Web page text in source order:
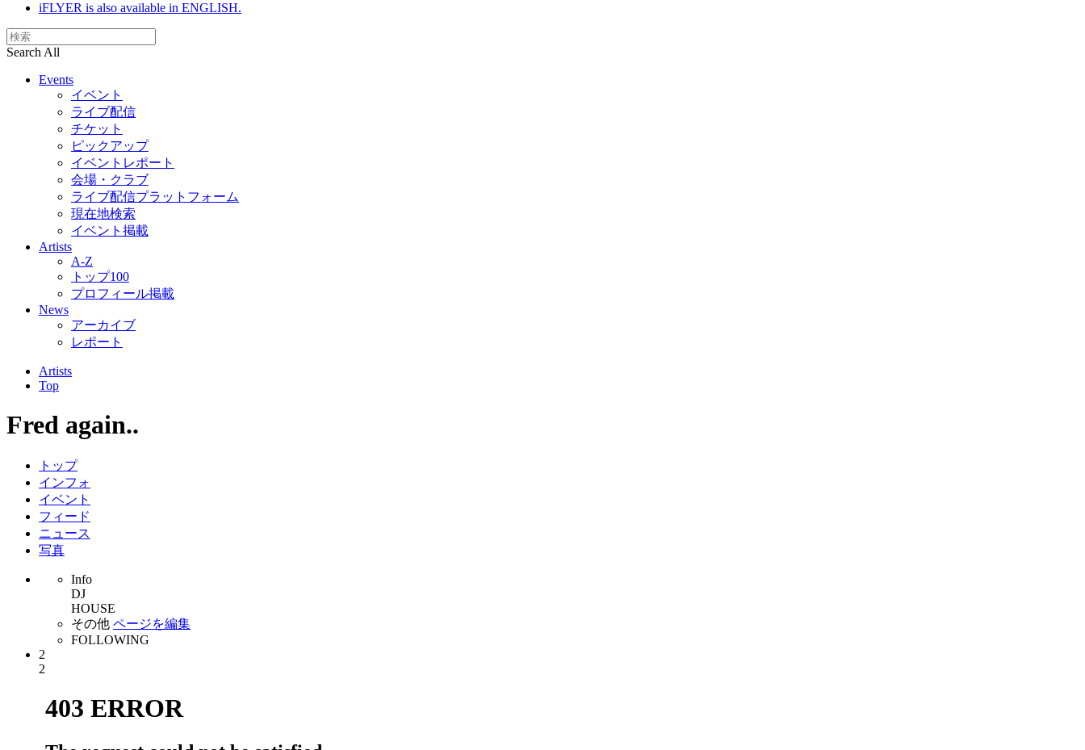
iFLYER is also available in ENGLISH.
Search All
Events
イベント
ライブ配信
チケット
ピックアップ
イベントレポート
会場・クラブ
ライブ配信プラットフォーム
現在地検索
イベント掲載
Artists
A-Z
トップ100
プロフィール掲載
News
アーカイブ
レポート
Artists
Top
Fred again..
トップ
インフォ
イベント
フィード
ニュース
写真
Info
DJ
HOUSE
その他 ページを編集
FOLLOWING
2
2